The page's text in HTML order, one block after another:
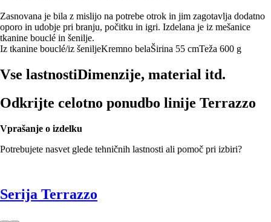
Zasnovana je bila z mislijo na potrebe otrok in jim zagotavlja dodatno
oporo in udobje pri branju, počitku in igri. Izdelana je iz mešanice
tkanine bouclé in šenilje.
Iz tkanine bouclé/iz šeniljeKremno belaŠirina 55 cmTeža 600 g
Vse lastnostiDimenzije, material itd.
Odkrijte celotno ponudbo linije Terrazzo
Vprašanje o izdelku
Potrebujete nasvet glede tehničnih lastnosti ali pomoč pri izbiri?
Serija Terrazzo